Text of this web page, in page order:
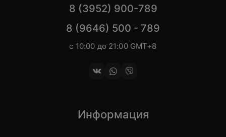
8 (3952) 900-789
8 (9646) 500 - 789
с 10:00 до 21:00 GMT+8
Информация